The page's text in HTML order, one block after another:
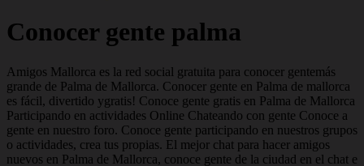
Conocer gente palma
Amigos Mallorca es la red social gratuita para conocer gentemás
grande de Palma de Mallorca. Conocer gente en Palma de mallorca
es fácil, divertido ygratis! Conoce gente gratis en Palma de Mallorca
Participando en actividades Online Chateando con gente Conoce a
gente en nuestro foro. Conoce gente participando en nuestros grupos
o actividades, crea tus propias. El mejor chat para hacer amigos
nuevos en Palma de Mallorca, conoce gente de la ciudad en el chat e